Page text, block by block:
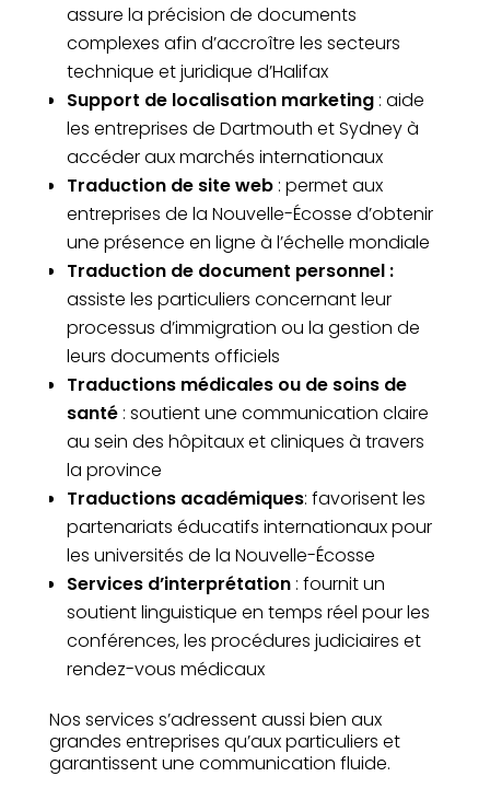
assure la précision de documents
complexes afin d’accroître les secteurs
technique et juridique d’Halifax
Support de localisation marketing : aide
les entreprises de Dartmouth et Sydney à
accéder aux marchés internationaux
Traduction de site web : permet aux
entreprises de la Nouvelle-Écosse d’obtenir
une présence en ligne à l’échelle mondiale
Traduction de document personnel :
assiste les particuliers concernant leur
processus d’immigration ou la gestion de
leurs documents officiels
Traductions médicales ou de soins de
santé : soutient une communication claire
au sein des hôpitaux et cliniques à travers
la province
Traductions académiques: favorisent les
partenariats éducatifs internationaux pour
les universités de la Nouvelle-Écosse
Services d’interprétation : fournit un
soutient linguistique en temps réel pour les
conférences, les procédures judiciaires et
rendez-vous médicaux
Nos services s’adressent aussi bien aux
grandes entreprises qu’aux particuliers et
garantissent une communication fluide.